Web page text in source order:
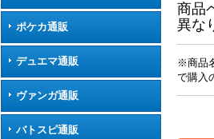
ポケカ通販
デュエマ通販
ヴァンガ通販
バトスピ通販
商品
異な
※商品
で購入